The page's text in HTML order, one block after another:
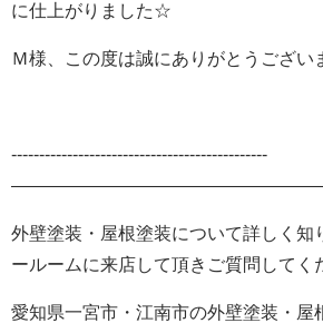
に仕上がりました☆
Ｍ様、この度は誠にありがとうござい
‐‐‐‐‐‐‐‐‐‐‐‐‐‐‐‐‐‐‐‐‐‐‐‐‐‐‐‐‐‐‐‐‐‐‐‐‐‐‐‐‐‐‐‐‐‐
外壁塗装・屋根塗装について詳しく知
ールームに来店して頂きご質問してく
愛知県一宮市・江南市の外壁塗装 ・